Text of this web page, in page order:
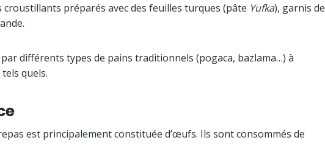
croustillants préparés avec des feuilles turques (pâte Yufka), garnis de
différents types de pains traditionnels (pogaca, bazlama…) à
quels.
est principalement constituée d’œufs. Ils sont consommés de